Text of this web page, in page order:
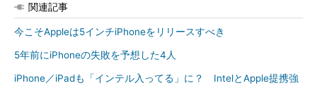
関連記事
今こそAppleは5インチiPhoneをリリースすべき
5年前にiPhoneの失敗を予想した4人
iPhone／iPadも「インテル入ってる」に？ IntelとApple提携強